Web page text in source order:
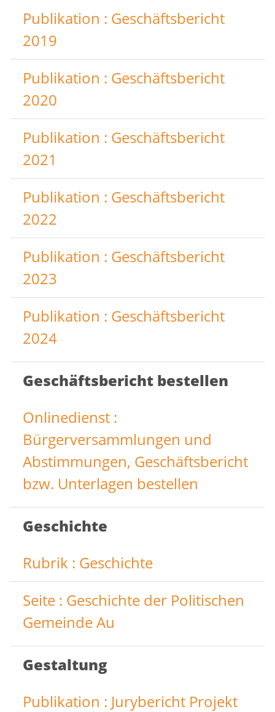
Publikation : Geschäftsbericht
2019
Publikation : Geschäftsbericht
2020
Publikation : Geschäftsbericht
2021
Publikation : Geschäftsbericht
2022
Publikation : Geschäftsbericht
2023
Publikation : Geschäftsbericht
2024
Geschäftsbericht bestellen
Onlinedienst :
Bürgerversammlungen und
Abstimmungen, Geschäftsbericht
bzw. Unterlagen bestellen
Geschichte
Rubrik : Geschichte
Seite : Geschichte der Politischen
Gemeinde Au
Gestaltung
Publikation : Jurybericht Projekt